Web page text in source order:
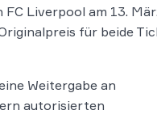
Liverpool am 13.
für beide
Weitergabe an
autorisierten